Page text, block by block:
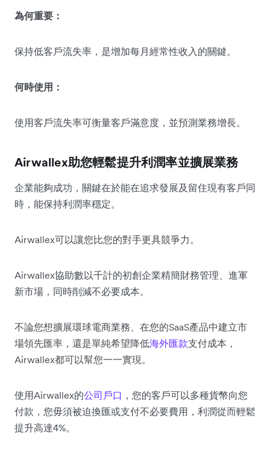
為何重要：
保持低客戶流失率，是增加每月經常性收入的關鍵。
何時使用：
使用客戶流失率可衡量客戶滿意度，並預測業務增長。
Airwallex助您輕鬆提升利潤率並擴展業務
企業能夠成功，關鍵在於能在追求發展及留住現有客戶同
時，能保持利潤率穩定。
Airwallex可以讓您比您的對手更具競爭力。
Airwallex協助數以千計的初創企業精簡財務管理、進軍
新市場，同時削減不必要成本。
不論您想擴展環球電商業務、在您的SaaS產品中建立市
場領先匯率，還是單純希望降低海外匯款支付成本，
Airwallex都可以幫您一一實現。
使用Airwallex的公司戶口 ，您的客戶可以多種貨幣向您
付款，您毋須被迫換匯或支付不必要費用，利潤從而輕鬆
提升高達4%。